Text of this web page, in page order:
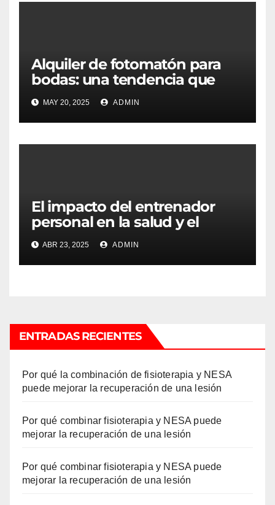
Alquiler de fotomatón para
bodas: una tendencia que
convierte los recuerdos en
experiencias inolvidables
MAY 20, 2025 ADMIN
El impacto del entrenador
personal en la salud y el
bienestar
ABR 23, 2025 ADMIN
ENTRADAS RECIENTES
Por qué la combinación de fisioterapia y NESA
puede mejorar la recuperación de una lesión
Por qué combinar fisioterapia y NESA puede
mejorar la recuperación de una lesión
Por qué combinar fisioterapia y NESA puede
mejorar la recuperación de una lesión